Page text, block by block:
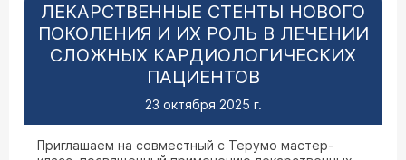
ЛЕКАРСТВЕННЫЕ СТЕНТЫ НОВОГО
ПОКОЛЕНИЯ И ИХ РОЛЬ В ЛЕЧЕНИИ
СЛОЖНЫХ КАРДИОЛОГИЧЕСКИХ
ПАЦИЕНТОВ
23 октября 2025 г.
Приглашаем на совместный с Терумо мастер-